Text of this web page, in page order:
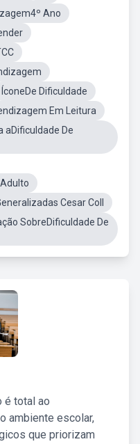
Ano
ÍconeDe Dificuldade
Em Leitura
aDificuldade De
Cesar Coll
SobreDificuldade De
é total ao
ambiente escolar,
que priorizam